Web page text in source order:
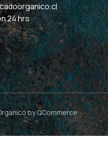
24 hrs
by QCommerce